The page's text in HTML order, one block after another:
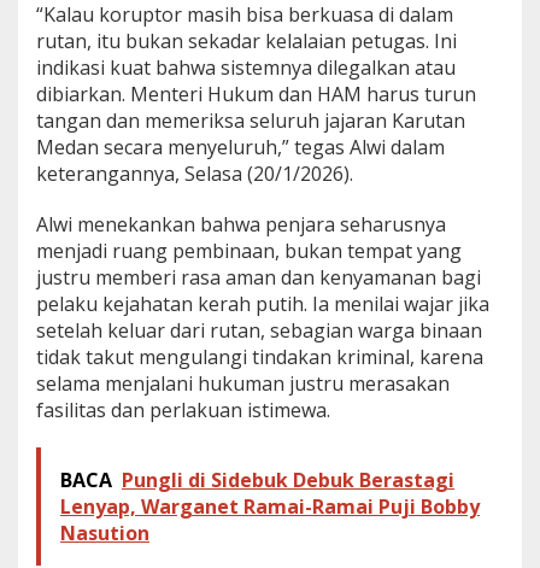
e
n
t
e
r
i
I
M
P
A
S
C
o
p
o
t
K
a
t
a
n
“Kalau koruptor masih bisa berkuasa di dalam
rutan, itu bukan sekadar kelalaian petugas. Ini
indikasi kuat bahwa sistemnya dilegalkan atau
dibiarkan. Menteri Hukum dan HAM harus turun
tangan dan memeriksa seluruh jajaran Karutan
Medan secara menyeluruh,” tegas Alwi dalam
keterangannya, Selasa (20/1/2026).
Alwi menekankan bahwa penjara seharusnya
menjadi ruang pembinaan, bukan tempat yang
justru memberi rasa aman dan kenyamanan bagi
pelaku kejahatan kerah putih. Ia menilai wajar jika
setelah keluar dari rutan, sebagian warga binaan
tidak takut mengulangi tindakan kriminal, karena
selama menjalani hukuman justru merasakan
fasilitas dan perlakuan istimewa.
BACA Pungli di Sidebuk Debuk Berastagi
Lenyap, Warganet Ramai-Ramai Puji Bobby
Nasution